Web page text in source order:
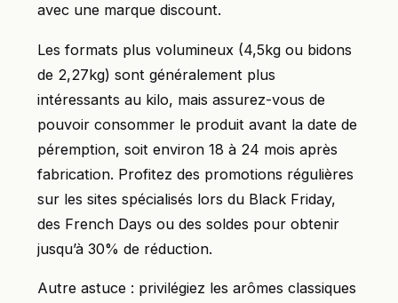
avec une marque discount.
Les formats plus volumineux (4,5kg ou bidons
de 2,27kg) sont généralement plus
intéressants au kilo, mais assurez-vous de
pouvoir consommer le produit avant la date de
péremption, soit environ 18 à 24 mois après
fabrication. Profitez des promotions régulières
sur les sites spécialisés lors du Black Friday,
des French Days ou des soldes pour obtenir
jusqu’à 30% de réduction.
Autre astuce : privilégiez les arômes classiques